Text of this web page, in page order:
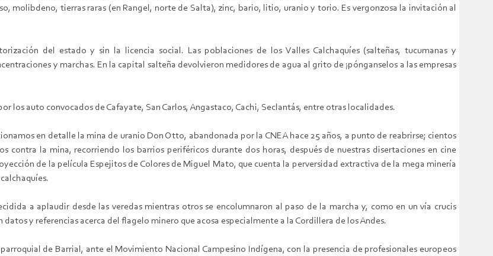
molibdeno, tierras raras (en Rangel, norte de Salta), zinc, bario, litio, uranio y torio. Es vergonzosa la invitación al
del estado y sin la licencia social. Las poblaciones de los Valles Calchaquíes (salteñas, tucumanas y
y marchas. En la capital salteña devolvieron medidores de agua al grito de ¡pónganselos a las empresas
los auto convocados de Cafayate, San Carlos, Angastaco, Cachi, Seclantás, entre otras localidades.
en detalle la mina de uranio Don Otto, abandonada por la CNEA hace 25 años, a punto de reabrirse; cientos
la mina, recorriendo los barrios periféricos durante dos horas, después de nuestras disertaciones en cine
de la película Espejitos de Colores de Miguel Mato, que cuenta la perversidad extractiva de la mega minería
a aplaudir desde las veredas mientras otros se encolumnaron al paso de la marcha y, como en un vía crucis
y referencias acerca del flagelo minero que acosa especialmente a la Cordillera de los Andes.
de Barrial, ante el Movimiento Nacional Campesino Indígena, con la presencia de profesionales europeos